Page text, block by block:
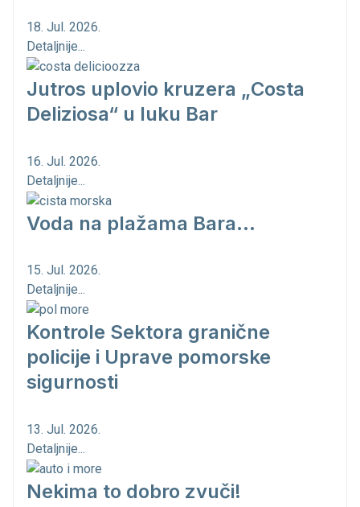
18. Jul. 2026.
Detaljnije...
Jutros uplovio kruzera „Costa
Deliziosa“ u luku Bar
16. Jul. 2026.
Detaljnije...
Voda na plažama Bara...
15. Jul. 2026.
Detaljnije...
Kontrole Sektora granične
policije i Uprave pomorske
sigurnosti
13. Jul. 2026.
Detaljnije...
Nekima to dobro zvuči!